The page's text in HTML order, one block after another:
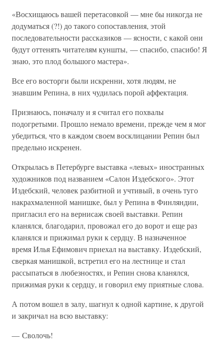
«Восхищаюсь вашей перетасовкой — мне бы никогда не
додуматься (?!) до такого сопоставления, этой
последовательности рассказиков — ясности, с какой они
будут оттенять читателям куншты, — спасибо, спасибо! Я
знаю, это плод большого мастера».
Все его восторги были искренни, хотя людям, не
знавшим Репина, в них чудилась порой аффектация.
Признаюсь, поначалу и я считал его похвалы
подогретыми. Прошло немало времени, прежде чем я мог
убедиться, что в каждом своем восклицании Репин был
предельно искренен.
Открылась в Петербурге выставка «левых» иностранных
художников под названием «Салон Издебского». Этот
Издебский, человек разбитной и учтивый, в очень туго
накрахмаленной манишке, был у Репина в Финляндии,
пригласил его на вернисаж своей выставки. Репин
кланялся, благодарил, провожал его до ворот и еще раз
кланялся и прижимал руки к сердцу. В назначенное
время Илья Ефимович приехал на выставку. Издебский,
сверкая манишкой, встретил его на лестнице и стал
рассыпаться в любезностях, и Репин снова кланялся,
прижимая руки к сердцу, и говорил ему приятные слова.
А потом вошел в залу, шагнул к одной картине, к другой
и закричал на всю выставку:
— Сволочь!